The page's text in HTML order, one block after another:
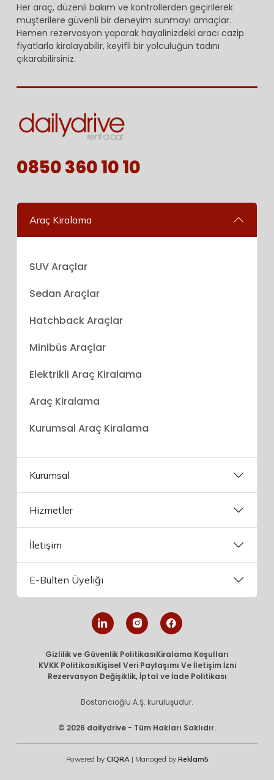
Her araç, düzenli bakım ve kontrollerden geçirilerek
müşterilere güvenli bir deneyim sunmayı amaçlar.
Hemen rezervasyon yaparak hayalinizdeki aracı cazip
fiyatlarla kiralayabilir, keyifli bir yolculuğun tadını
çıkarabilirsiniz.
0850 360 10 10
Araç Kiralama
SUV Araçlar
Sedan Araçlar
Hatchback Araçlar
Minibüs Araçlar
Elektrikli Araç Kiralama
Araç Kiralama
Kurumsal Araç Kiralama
Kurumsal
Hizmetler
İletişim
E-Bülten Üyeliği
Gizlilik ve Güvenlik PolitikasıKiralama Koşulları
KVKK PolitikasıKişisel Veri Paylaşımı Ve İletişim İzni
Rezervasyon Değişiklik, İptal ve İade Politikası
Bostancıoğlu A.Ş. kuruluşudur.
© 2026 dailydrive - Tüm Hakları Saklıdır.
Powered by CIQRA | Managed by Reklam5